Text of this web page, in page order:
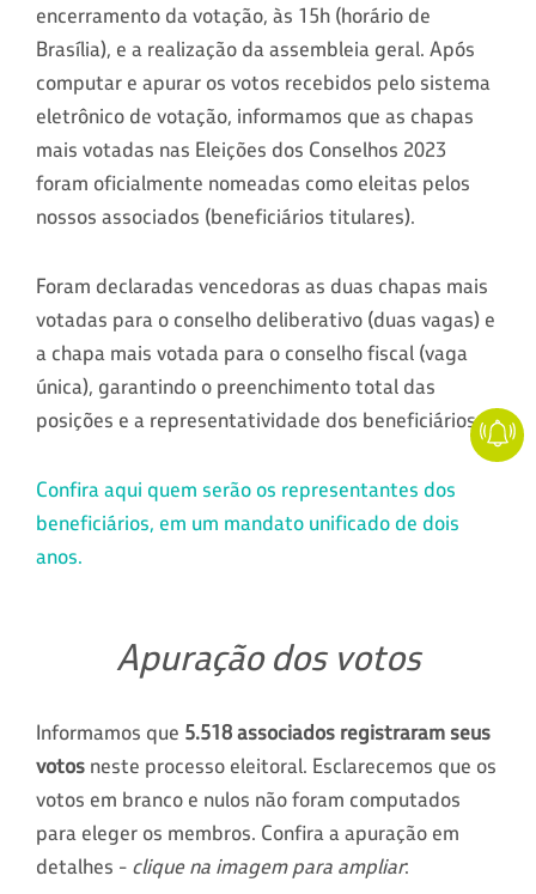
encerramento da votação, às 15h (horário de
Brasília), e a realização da assembleia geral. Após
computar e apurar os votos recebidos pelo sistema
eletrônico de votação, informamos que as chapas
mais votadas nas Eleições dos Conselhos 2023
foram oficialmente nomeadas como eleitas pelos
nossos associados (beneficiários titulares).
Foram declaradas vencedoras as duas chapas mais
votadas para o conselho deliberativo (duas vagas) e
a chapa mais votada para o conselho fiscal (vaga
única), garantindo o preenchimento total das
posições e a representatividade dos beneficiários.
Confira aqui quem serão os representantes dos
beneficiários, em um mandato unificado de dois
anos.
Apuração dos votos
Informamos que 5.518 associados registraram seus
votos neste processo eleitoral. Esclarecemos que os
votos em branco e nulos não foram computados
para eleger os membros. Confira a apuração em
detalhes - clique na imagem para ampliar: